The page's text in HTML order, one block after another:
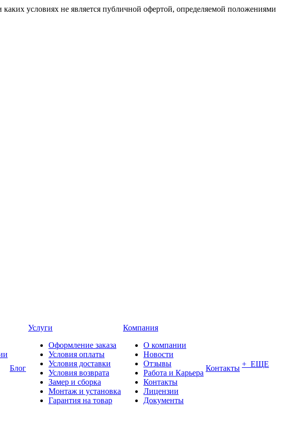
условиях не является публичной офертой, определяемой положениями
Блог
Услуги
Оформление заказа
Условия оплаты
Условия доставки
Условия возврата
Замер и сборка
Монтаж и установка
Гарантия на товар
Компания
О компании
Новости
Отзывы
Работа и Карьера
Контакты
Лицензии
Документы
Контакты + ЕЩЕ